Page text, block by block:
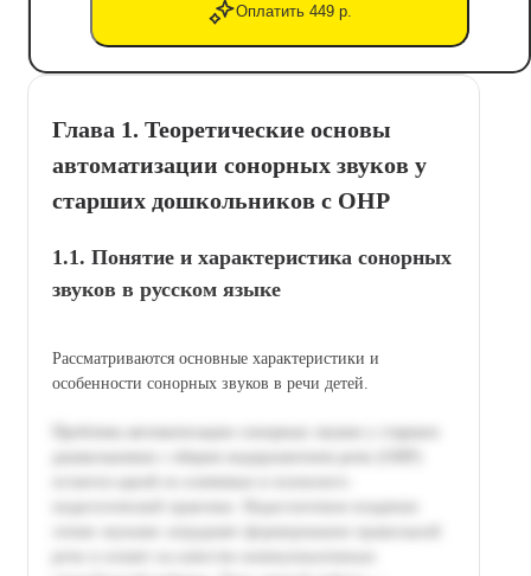
Оплатить 449 р.
Глава 1. Теоретические основы
автоматизации сонорных звуков у
старших дошкольников с ОНР
1.1. Понятие и характеристика сонорных
звуков в русском языке
Рассматриваются основные характеристики и
особенности сонорных звуков в речи детей.